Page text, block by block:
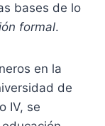
bases de lo
formal.
en la
de
IV, se